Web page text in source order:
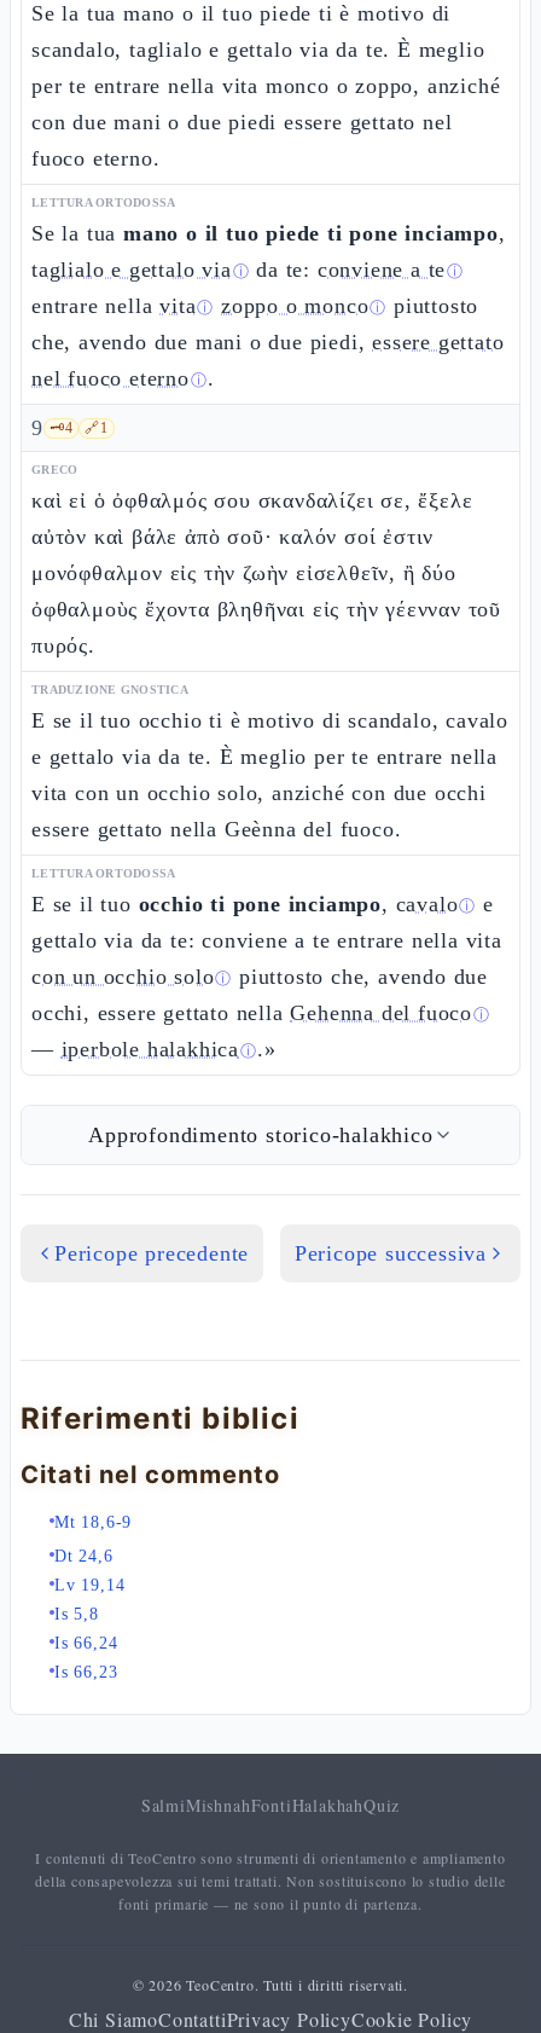
Se la tua mano o il tuo piede ti è motivo di
scandalo, taglialo e gettalo via da te. È meglio
per te entrare nella vita monco o zoppo, anziché
con due mani o due piedi essere gettato nel
fuoco eterno.
LETTURA ORTODOSSA
Se la tua mano o il tuo piede ti pone inciampo,
taglialo e gettalo viaⓘ da te: conviene a teⓘ
entrare nellavitaⓘ zoppo o moncoⓘ piuttosto
che, avendo due mani o due piedi,essere gettato
nel fuoco eternoⓘ.
9 🗝️4 🔗1
GRECO
καὶ εἰ ὁ ὀφθαλμός σου σκανδαλίζει σε, ἔξελε
αὐτὸν καὶ βάλε ἀπὸ σοῦ· καλόν σοί ἐστιν
μονόφθαλμον εἰς τὴν ζωὴν εἰσελθεῖν, ἢ δύο
ὀφθαλμοὺς ἔχοντα βληθῆναι εἰς τὴν γέενναν τοῦ
πυρός.
TRADUZIONE GNOSTICA
E se il tuo occhio ti è motivo di scandalo, cavalo
e gettalo via da te. È meglio per te entrare nella
vita con un occhio solo, anziché con due occhi
essere gettato nella Geènna del fuoco.
LETTURA ORTODOSSA
E se il tuo occhio ti pone inciampo, cavaloⓘ e
gettalo via da te: conviene a te entrare nella vita
con un occhio soloⓘ piuttosto che, avendo due
occhi, essere gettato nellaGehenna del fuocoⓘ
— iperbole halakhicaⓘ.»
Approfondimento storico-halakhico
Pericope precedente Pericope successiva
Riferimenti biblici
Citati nel commento
Mt 18,6-9
Dt 24,6
Lv 19,14
Is 5,8
Is 66,24
Is 66,23
SalmiMishnahFontiHalakhahQuiz
I contenuti di TeoCentro sono strumenti di orientamento e ampliamento
della consapevolezza sui temi trattati. Non sostituiscono lo studio delle
fonti primarie — ne sono il punto di partenza.
© 2026 TeoCentro. Tutti i diritti riservati.
Chi SiamoContattiPrivacy PolicyCookie Policy